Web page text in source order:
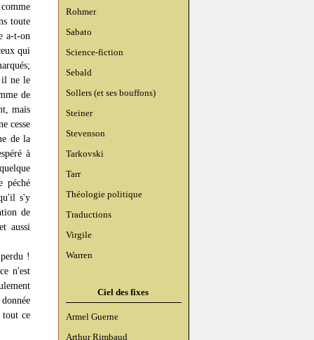
Rohmer
Sabato
Science-fiction
Sebald
Sollers (et ses bouffons)
Steiner
Stevenson
Tarkovski
Tarr
Théologie politique
Traductions
Virgile
Warren
Ciel des fixes
Armel Guerne
Arthur Rimbaud
toute
a-t-on
qui
il ne le
de
mais
cesse
de la
à
péché
s'y
de
aussi
!
n'est
tout ce